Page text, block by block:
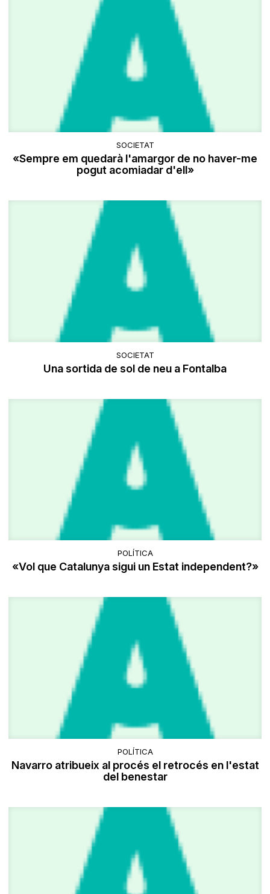
SOCIETAT
«Sempre em quedarà l'amargor de no haver-me
pogut acomiadar d'ell»
SOCIETAT
Una sortida de sol de neu a Fontalba
POLÍTICA
«Vol que Catalunya sigui un Estat independent?»
POLÍTICA
Navarro atribueix al procés el retrocés en l'estat
del benestar